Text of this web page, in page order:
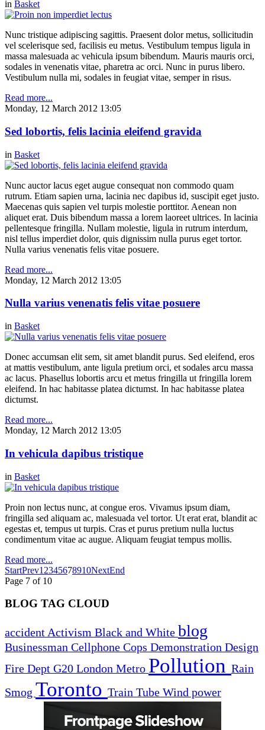
in Basket
Nunc tristique adipiscing sagittis. Praesent dolor metus, sollicitudin
vel scelerisque sed, facilisis eu metus. Vestibulum tempus ligula in
massa malesuada ac vehicula ipsum bibendum. Mauris mauris orci,
sodales in venenatis vitae, pharetra ac orci. Nunc in purus libero.
Vestibulum nulla mi, sodales in feugiat vitae, semper in risus.
Read more...
Monday, 12 March 2012 13:05
Sed lobortis, felis lacinia eleifend gravida
in Basket
Nunc auctor lacus eget augue consequat non commodo quam
rutrum. Etiam sapien urna, lacinia nec dapibus id, suscipit eget justo.
Maecenas quis sapien vel turpis molestie porttitor. Aenean non
aliquet erat. Duis bibendum massa a lorem laoreet ultrices. In lacinia
pellentesque fringilla. Nullam molestie, ligula in rutrum interdum,
nisl tellus imperdiet dolor, quis dignissim nulla purus eget tortor.
Nulla varius venenatis felis vitae posuere.
Read more...
Monday, 12 March 2012 13:05
Nulla varius venenatis felis vitae posuere
in Basket
Donec accumsan elit sem, sit amet blandit purus. Sed eleifend, eros
at mattis vestibulum, ante ligula pretium orci, et sodales arcu massa
ac lacus. Phasellus lobortis arcu et metus fringilla ut fringilla lorem
eleifend. In hac habitasse platea dictumst. In hac habitasse platea
dictumst.
Read more...
Monday, 12 March 2012 13:05
In vehicula dapibus tristique
in Basket
Proin non lectus nunc, at congue eros. Vivamus ipsum diam,
fringilla sed aliquam ac, malesuada vel tortor. Ut erat erat, blandit ac
egestas et, tempus ut turpis. Cras et purus pretium nulla luctus
condimentum vitae ac augue. Aliquam feugiat tempus mollis.
Read more...
StartPrev1 2345678910NextEnd
Page 7 of 10
BLOG TAG CLOUD
accident Activism Black and White blog
Businessman Cellphone Cops Demonstration Design
Fire Dept G20 London Metro Pollution Rain
Smog Toronto Train Tube Wind power